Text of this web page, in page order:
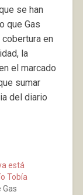
se han
que Gas
cobertura en
la
el marcado
sumar
del diario
está
Tobía
Gas